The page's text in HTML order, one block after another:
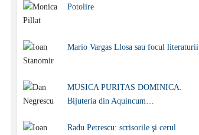
Potolire
Mario Vargas Llosa sau focul literaturii
MUSICA PURITAS DOMINICA.
Bijuteria din Aquincum…
Radu Petrescu: scrisorile şi cerul